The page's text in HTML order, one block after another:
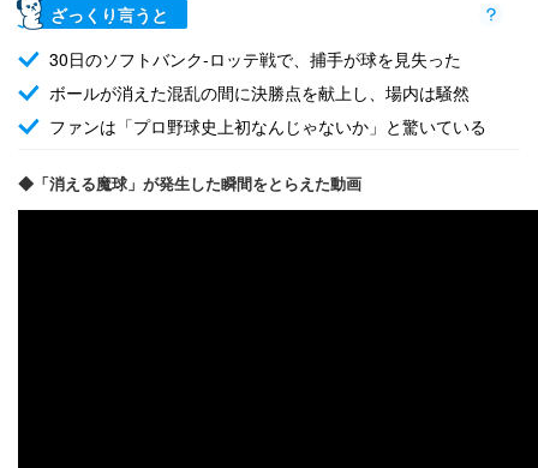
ざっくり言うと
30日のソフトバンク-ロッテ戦で、捕手が球を見失った
ボールが消えた混乱の間に決勝点を献上し、場内は騒然
ファンは「プロ野球史上初なんじゃないか」と驚いている
◆「消える魔球」が発生した瞬間をとらえた動画